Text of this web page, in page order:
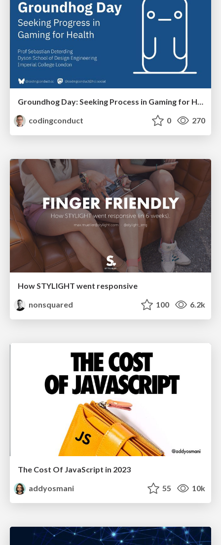
Groundhog Day: Seeking Process in Gaming for Health
codingconduct
0 270
How STYLIGHT went responsive
nonsquared
100 6.2k
The Cost Of JavaScript in 2023
addyosmani
55 10k